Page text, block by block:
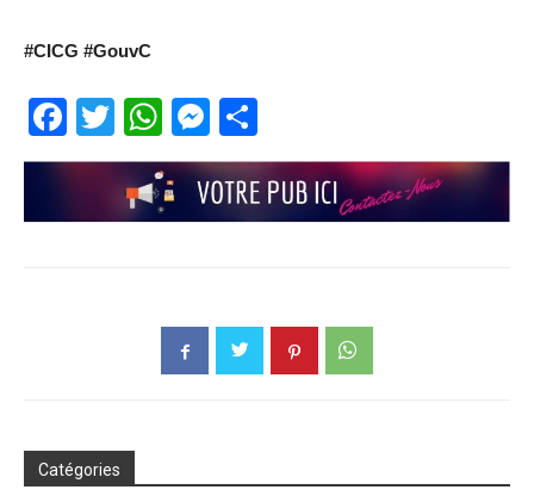
#CICG #GouvC
Facebook
TwitterWhatsApp
Messenger
Catégories